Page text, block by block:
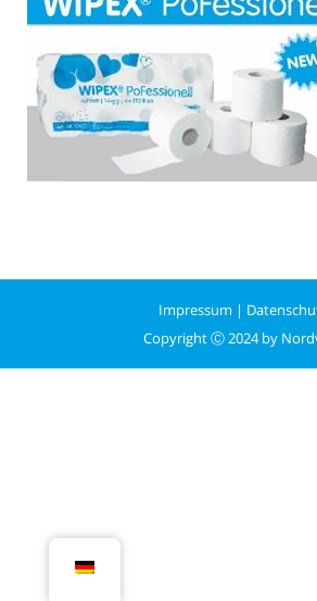
Impressum |
Copyright Ⓒ 2024 by